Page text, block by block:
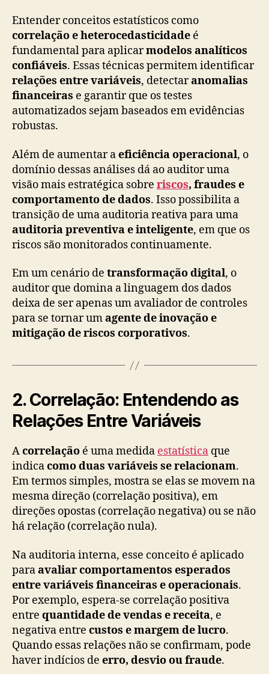
Entender conceitos estatísticos como
correlação e heterocedasticidade é
fundamental para aplicarmodelos analíticos
confiáveis. Essas técnicas permitem identificar
relações entre variáveis, detectaranomalias
financeiras e garantir que os testes
automatizados sejam baseados em evidências
robustas.
Além de aumentar aeficiência operacional, o
domínio dessas análises dá ao auditor uma
visão mais estratégica sobre riscos, fraudes e
comportamento de dados. Isso possibilita a
transição de uma auditoria reativa para uma
auditoria preventiva e inteligente, em que os
riscos são monitorados continuamente.
Em um cenário de transformação digital, o
auditor que domina a linguagem dos dados
deixa de ser apenas um avaliador de controles
para se tornar umagente de inovação e
mitigação de riscos corporativos.
2. Correlação: Entendendo as
Relações Entre Variáveis
Acorrelação é uma medida estatística que
indicacomo duas variáveis se relacionam.
Em termos simples, mostra se elas se movem na
mesma direção (correlação positiva), em
direções opostas (correlação negativa) ou se não
há relação (correlação nula).
Na auditoria interna, esse conceito é aplicado
paraavaliar comportamentos esperados
entre variáveis financeiras e operacionais.
Por exemplo, espera-se correlação positiva
entre quantidade de vendas e receita, e
negativa entre custos e margem de lucro.
Quando essas relações não se confirmam, pode
haver indícios de erro, desvio ou fraude.